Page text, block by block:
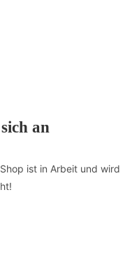
an
ist in Arbeit und wird